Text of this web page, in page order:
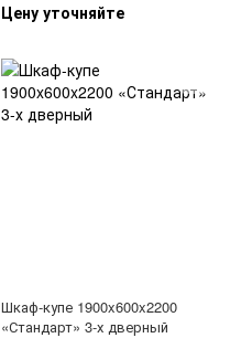
Цену уточняйте
Шкаф-купе 1900x600x2200
«Стандарт» 3-х дверный